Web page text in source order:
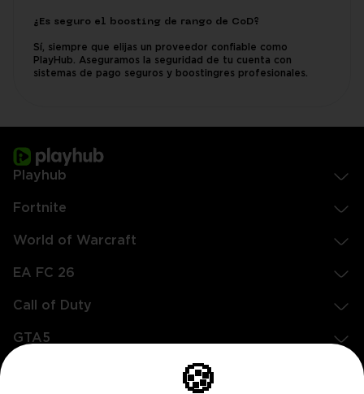
¿Es seguro el boosting de rango de CoD?
Sí, siempre que elijas un proveedor confiable como
PlayHub. Aseguramos la seguridad de tu cuenta con
sistemas de pago seguros y boostingres profesionales.
Playhub
Fortnite
World of Warcraft
EA FC 26
Call of Duty
GTA5
🍪